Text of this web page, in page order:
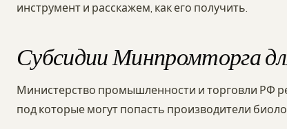
инструмент и расскажем, как его получить.
Субсидии Минпромторга
Министерство промышленности и торговли РФ
под которые могут попасть производители